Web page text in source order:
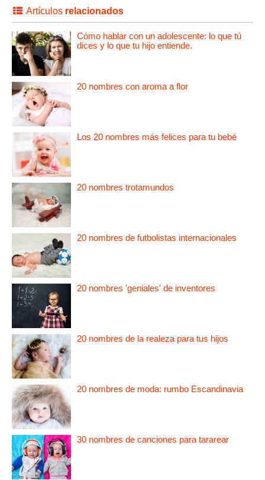
Artículos relacionados
Cómo hablar con un adolescente: lo que tú
dices y lo que tu hijo entiende.
20 nombres con aroma a flor
Los 20 nombres más felices para tu bebé
20 nombres trotamundos
20 nombres de futbolistas internacionales
20 nombres 'geniales' de inventores
20 nombres de la realeza para tus hijos
20 nombres de moda: rumbo Escandinavia
30 nombres de canciones para tararear